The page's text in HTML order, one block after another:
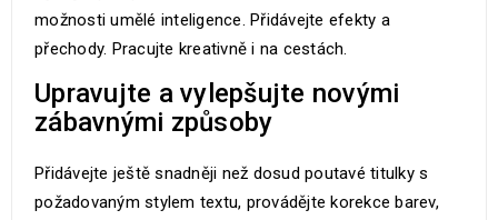
možnosti umělé inteligence. Přidávejte efekty a
přechody. Pracujte kreativně i na cestách.
Upravujte a vylepšujte novými
zábavnými způsoby
Přidávejte ještě snadněji než dosud poutavé titulky s
požadovaným stylem textu, provádějte korekce barev,